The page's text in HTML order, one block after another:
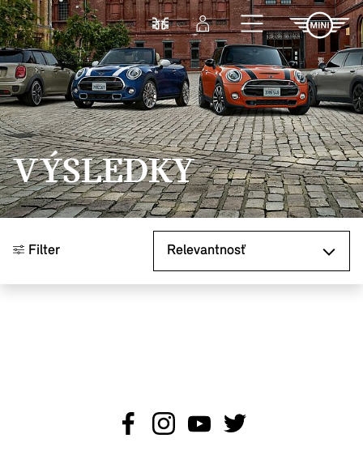
Prejsť na hlavný obsah
PorovnaťPrihlásenie
VÝSLEDKY
Filter